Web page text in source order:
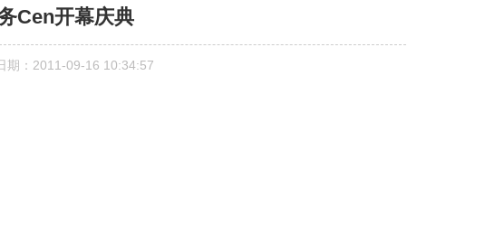
Cen开幕庆典
期：2011-09-16 10:34:57